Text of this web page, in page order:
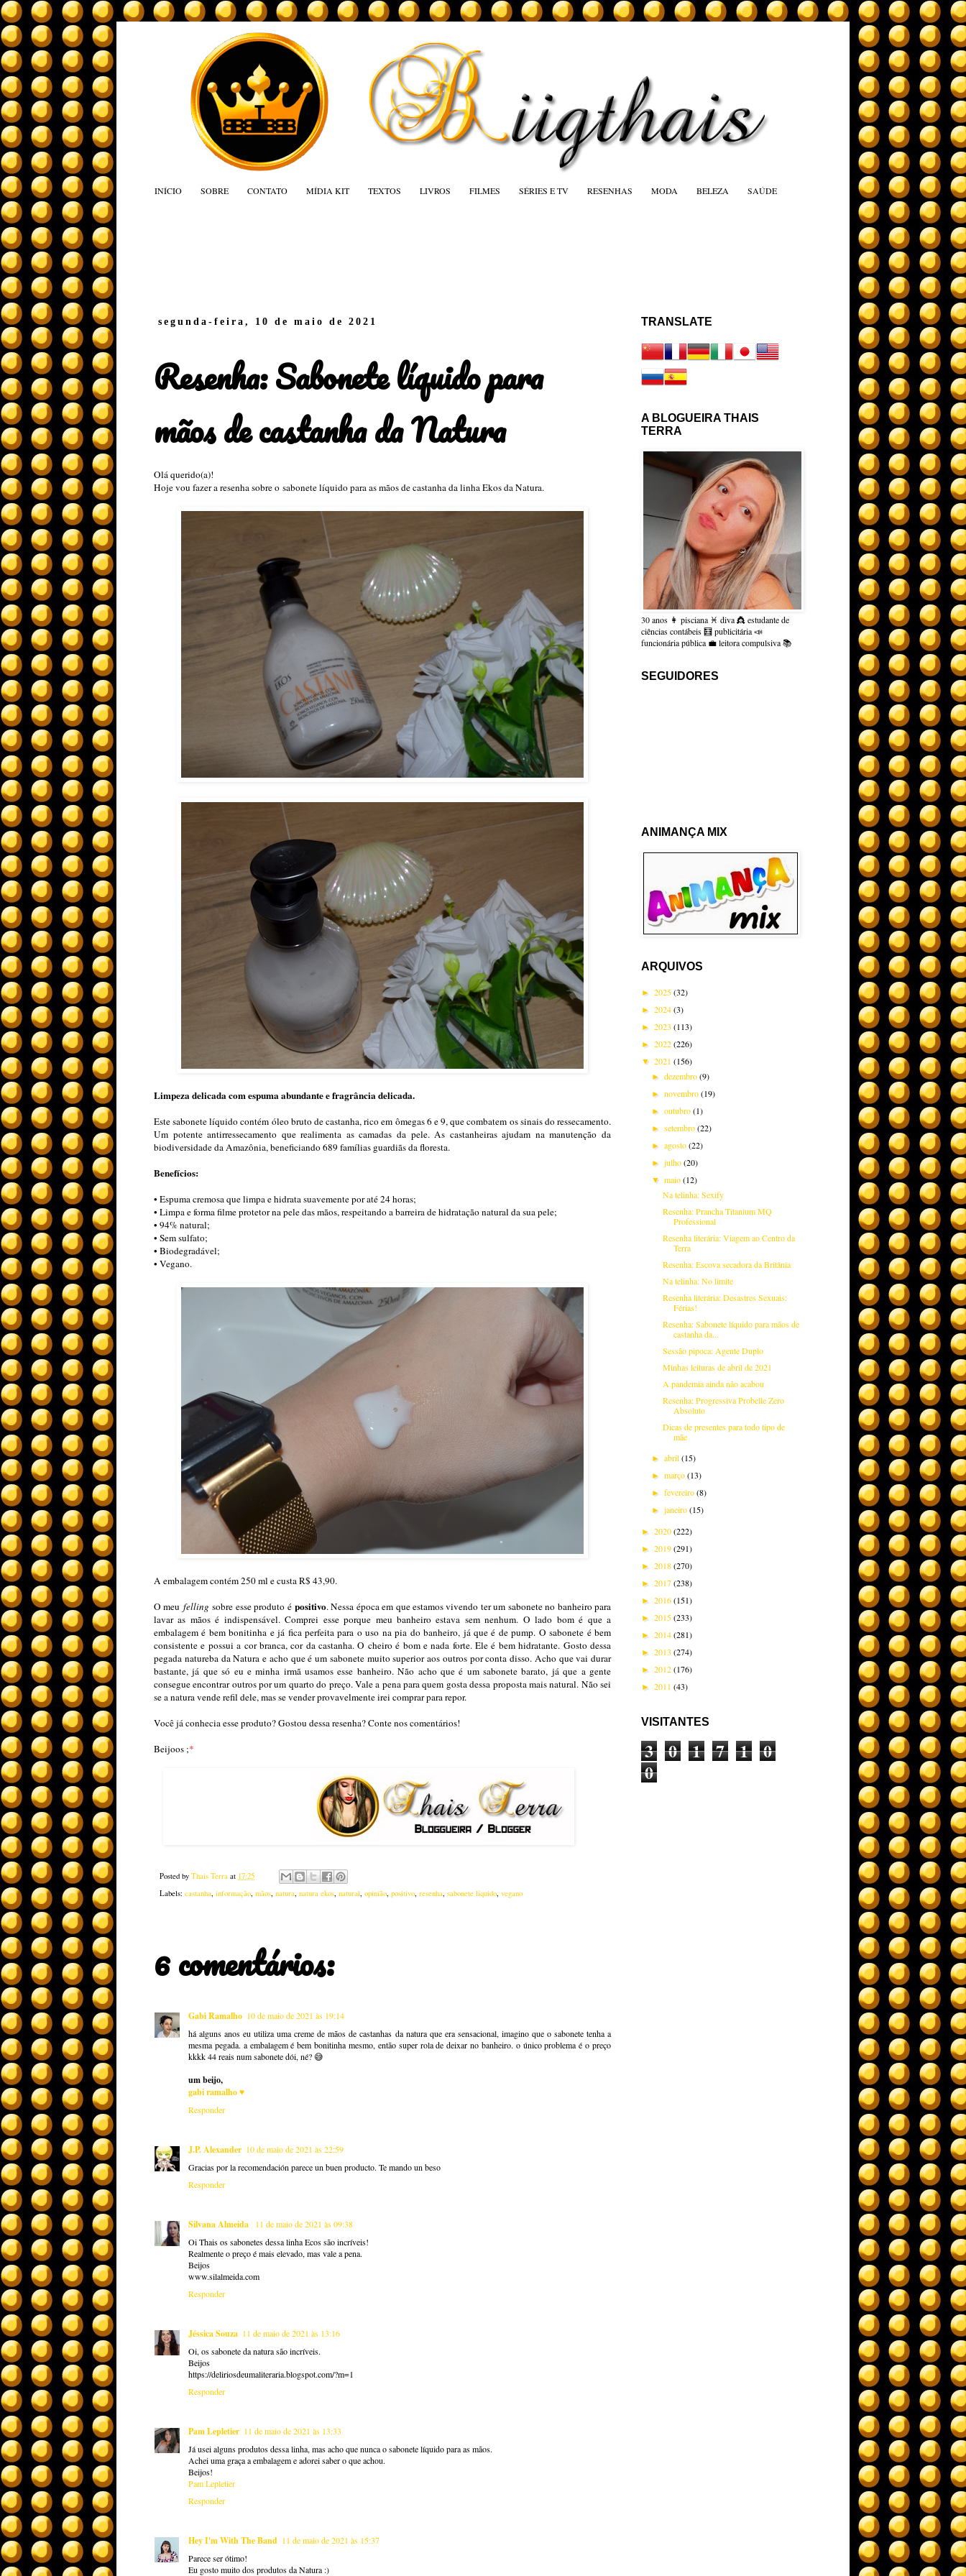
INÍCIO SOBRE CONTATO MÍDIA KIT TEXTOS LIVROS FILMES SÉRIES E TV RESENHAS MODA BELEZA SAÚDE
segunda-feira, 10 de maio de 2021
Resenha: Sabonete líquido para
mãos de castanha da Natura
Olá querido(a)!
Hoje vou fazer a resenha sobre o sabonete líquido para as mãos de castanha da linha Ekos da Natura.
Limpeza delicada com espuma abundante e fragrância delicada.
Este sabonete líquido contém óleo bruto de castanha, rico em ômegas 6 e 9, que combatem os sinais do ressecamento.
Um potente antirressecamento que realimenta as camadas da pele. As castanheiras ajudam na manutenção da
biodiversidade da Amazônia, beneficiando 689 famílias guardiãs da floresta.
Benefícios:
• Espuma cremosa que limpa e hidrata suavemente por até 24 horas;
• Limpa e forma filme protetor na pele das mãos, respeitando a barreira de hidratação natural da sua pele;
• 94% natural;
• Sem sulfato;
• Biodegradável;
• Vegano.
A embalagem contém 250 ml e custa R$ 43,90.
O meu felling sobre esse produto é positivo. Nessa época em que estamos vivendo ter um sabonete no banheiro para
lavar as mãos é indispensável. Comprei esse porque meu banheiro estava sem nenhum. O lado bom é que a
embalagem é bem bonitinha e já fica perfeita para o uso na pia do banheiro, já que é de pump. O sabonete é bem
consistente e possui a cor branca, cor da castanha. O cheiro é bom e nada forte. Ele é bem hidratante. Gosto dessa
pegada natureba da Natura e acho que é um sabonete muito superior aos outros por conta disso. Acho que vai durar
bastante, já que só eu e minha irmã usamos esse banheiro. Não acho que é um sabonete barato, já que a gente
consegue encontrar outros por um quarto do preço. Vale a pena para quem gosta dessa proposta mais natural. Não sei
se a natura vende refil dele, mas se vender provavelmente irei comprar para repor.
Você já conhecia esse produto? Gostou dessa resenha? Conte nos comentários!
Beijoos ;*
Posted by Thais Terra at 17:25
Labels: castanha, informação, mãos, natura, natura ekos, natural, opinião, positivo, resenha, sabonete líquido, vegano
6 comentários:
Gabi Ramalho 10 de maio de 2021 às 19:14
há alguns anos eu utiliza uma creme de mãos de castanhas da natura que era sensacional, imagino que o sabonete tenha a
mesma pegada. a embalagem é bem bonitinha mesmo, então super rola de deixar no banheiro. o único problema é o preço
kkkk 44 reais num sabonete dói, né? 😅
um beijo,
gabi ramalho ♥
Responder
J.P. Alexander 10 de maio de 2021 às 22:59
Gracias por la recomendación parece un buen producto. Te mando un beso
Responder
Silvana Almeida
11 de maio de 2021 às 09:38
Oi Thais os sabonetes dessa linha Ecos são incríveis!
Realmente o preço é mais elevado, mas vale a pena.
Beijos
www.silalmeida.com
Responder
Jéssica Souza 11 de maio de 2021 às 13:16
Oi, os sabonete da natura são incríveis.
Beijos
https://deliriosdeumaliteraria.blogspot.com/?m=1
Responder
Pam Lepletier 11 de maio de 2021 às 13:33
Já usei alguns produtos dessa linha, mas acho que nunca o sabonete líquido para as mãos.
Achei uma graça a embalagem e adorei saber o que achou.
Beijos!
Pam Lepletier
Responder
Hey I'm With The Band 11 de maio de 2021 às 15:37
Parece ser ótimo!
Eu gosto muito dos produtos da Natura :)
TRANSLATE
A BLOGUEIRA THAIS
TERRA
30 anos 👩 pisciana ♓ diva 👸 estudante de
ciências contábeis 🧮 publicitária 📣
funcionária pública 💼 leitora compulsiva 📚
SEGUIDORES
ANIMANÇA MIX
ARQUIVOS
► 2025(32)
► 2024(3)
► 2023 (113)
► 2022(226)
▼ 2021 (156)
►dezembro(9)
►novembro(19)
►outubro(1)
►setembro(22)
►agosto(22)
►julho(20)
▼maio(12)
Na telinha: Sexify
Resenha: Prancha Titanium MQ
Professional
Resenha literária: Viagem ao Centro da
Terra
Resenha: Escova secadora da Britânia
Na telinha: No limite
Resenha literária: Desastres Sexuais:
Férias!
Resenha: Sabonete líquido para mãos de
castanha da...
Sessão pipoca: Agente Duplo
Minhas leituras de abril de 2021
A pandemia ainda não acabou
Resenha: Progressiva Probelle Zero
Absoluto
Dicas de presentes para todo tipo de
mãe
►abril(15)
►março(13)
►fevereiro(8)
►janeiro(15)
► 2020(222)
► 2019(291)
► 2018(270)
► 2017(238)
► 2016(151)
► 2015(233)
► 2014(281)
► 2013 (274)
► 2012(176)
► 2011 (43)
VISITANTES
3 0 1 7 1 0
0